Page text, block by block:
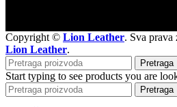
Copyright © Lion Leather. Sva prava
Lion Leather.
Pretraga
Start typing to see products you are
Pretraga